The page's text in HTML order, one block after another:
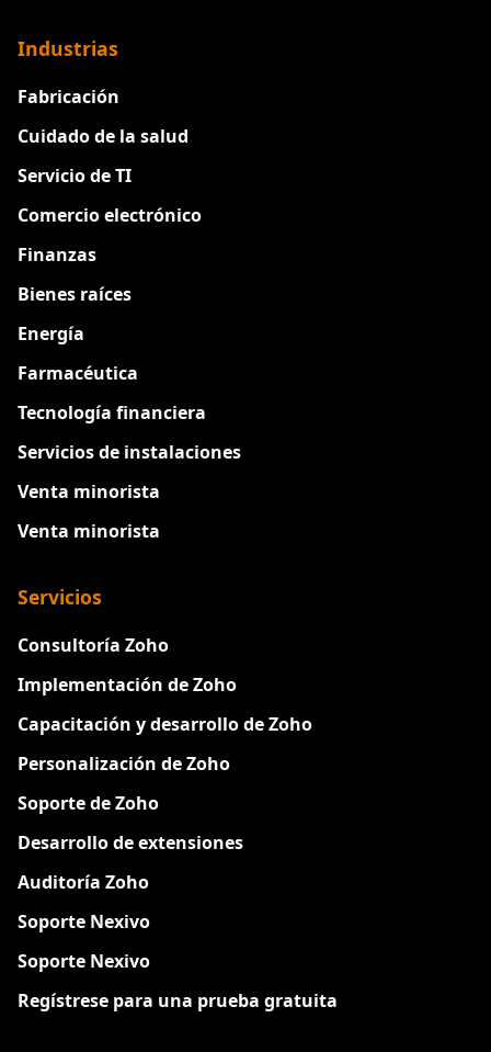
Industrias
Fabricación
Cuidado de la salud
Servicio de TI
Comercio electrónico
Finanzas
Bienes raíces
Energía
Farmacéutica
Tecnología financiera
Servicios de instalaciones
Venta minorista
Venta minorista
Servicios
Consultoría Zoho
Implementación de Zoho
Capacitación y desarrollo de Zoho
Personalización de Zoho
Soporte de Zoho
Desarrollo de extensiones
Auditoría Zoho
Soporte Nexivo
Soporte Nexivo
Regístrese para una prueba gratuita